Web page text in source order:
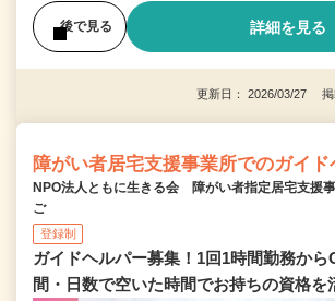
後で見る 詳細を見る
更新日： 2026/03/27 掲
障がい者居宅支援事業所でのガイド
NPO法人ともに生きる会 障がい者指定居宅支援
ご
登録制
ガイドヘルパー募集！1回1時間勤務か
間・日数で空いた時間でお持ちの資格を